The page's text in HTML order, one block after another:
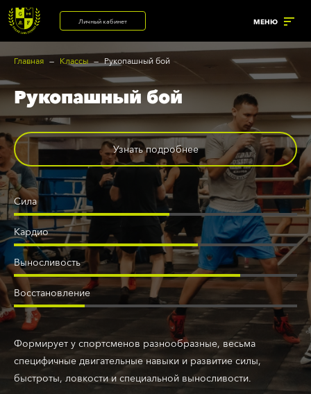
Личный кабинет МЕНЮ
зал
теннис
программы
состава тела
комплекс
Корпоративный фитнес
Солярий с коллагеновыми
лампами
Солярий
Массажный кабинет
Главная Классы Рукопашный бой
Рукопашный бой
Узнать подробнее
Сила
Кардио
Выносливость
Восстановление
Формирует у спортсменов разнообразные, весьма
специфичные двигательные навыки и развитие силы,
быстроты, ловкости и специальной выносливости.